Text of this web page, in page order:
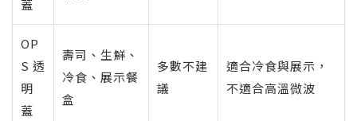
蓋
OP
S 透
明
蓋
壽司、生鮮、
冷食、展示餐
盒
多數不建
議
適合冷食與展示，
不適合高溫微波